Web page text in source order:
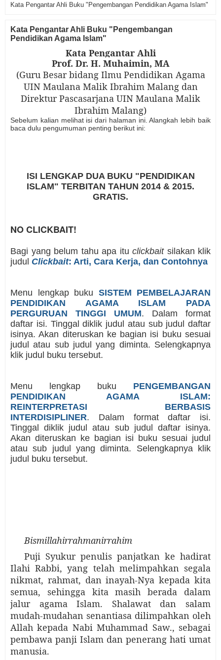
Kata Pengantar Ahli Buku "Pengembangan Pendidikan Agama Islam"
Kata Pengantar Ahli Buku "Pengembangan
Pendidikan Agama Islam"
Kata Pengantar Ahli
Prof. Dr. H. Muhaimin, MA
(Guru Besar bidang Ilmu Pendidikan Agama
UIN Maulana Malik Ibrahim Malang dan
Direktur Pascasarjana UIN Maulana Malik
Ibrahim Malang)
Sebelum kalian melihat isi dari halaman ini. Alangkah lebih baik
baca dulu pengumuman penting berikut ini:
ISI LENGKAP DUA BUKU "PENDIDIKAN
ISLAM" TERBITAN TAHUN 2014 & 2015.
GRATIS.
NO CLICKBAIT!
Bagi yang belum tahu apa itu clickbaitsilakan klik
judul Clickbait: Arti, Cara Kerja, dan Contohnya
Menu lengkap buku SISTEM PEMBELAJARAN
PENDIDIKAN AGAMA ISLAM PADA
PERGURUAN TINGGI UMUM. Dalam format
daftar isi. Tinggal diklik judul atau sub judul daftar
isinya. Akan diteruskan ke bagian isi buku sesuai
judul atau sub judul yang diminta. Selengkapnya
klik judul buku tersebut.
Menu lengkap buku PENGEMBANGAN
PENDIDIKAN AGAMA ISLAM:
REINTERPRETASI BERBASIS
INTERDISIPLINER. Dalam format daftar isi.
Tinggal diklik judul atau sub judul daftar isinya.
Akan diteruskan ke bagian isi buku sesuai judul
atau sub judul yang diminta. Selengkapnya klik
judul buku tersebut.
Bismillahirrahmanirrahim
Puji Syukur penulis panjatkan ke hadirat
Ilahi Rabbi, yang telah melimpahkan segala
nikmat, rahmat, dan inayah-Nya kepada kita
semua, sehingga kita masih berada dalam
jalur agama Islam. Shalawat dan salam
mudah-mudahan senantiasa dilimpahkan oleh
Allah kepada Nabi Muhammad Saw., sebagai
pembawa panji Islam dan penerang hati umat
manusia.